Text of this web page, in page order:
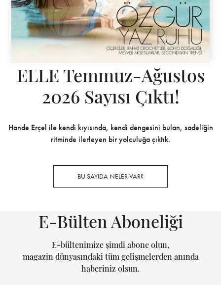
ELLE Temmuz-Ağustos
2026 Sayısı Çıktı!
Hande Erçel ile kendi kıyısında, kendi dengesini bulan, sadeliğin
ritminde ilerleyen bir yolculuğa çıktık.
BU SAYIDA NELER VAR?
E-Bülten Aboneliği
E-bültenimize şimdi abone olun,
magazin dünyasındaki tüm gelişmelerden anında
haberiniz olsun.